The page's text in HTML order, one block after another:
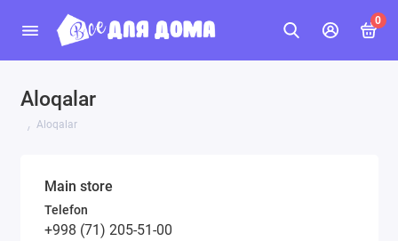
0
Aloqalar
Aloqalar
Main store
Telefon
+998 (71) 205-51-00